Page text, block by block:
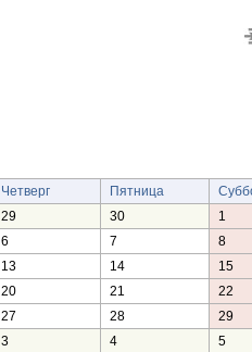
Четверг Пятница
29 30 1
6 7 8
13 14 15
20 21 22
27 28 29
3 4 5